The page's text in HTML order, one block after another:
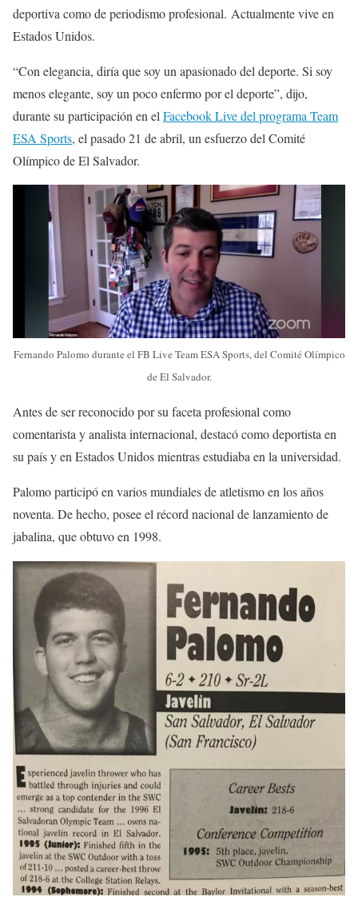
deportiva como de periodismo profesional. Actualmente vive en
Estados Unidos.
“Con elegancia, diría que soy un apasionado del deporte. Si soy
menos elegante, soy un poco enfermo por el deporte”, dijo,
durante su participación en el Facebook Live del programa Team
ESA Sports, el pasado 21 de abril, un esfuerzo del Comité
Olímpico de El Salvador.
Fernando Palomo durante el FB Live Team ESA Sports, del Comité Olímpico
de El Salvador.
Antes de ser reconocido por su faceta profesional como
comentarista y analista internacional, destacó como deportista en
su país y en Estados Unidos mientras estudiaba en la universidad.
Palomo participó en varios mundiales de atletismo en los años
noventa. De hecho, posee el récord nacional de lanzamiento de
jabalina, que obtuvo en 1998.